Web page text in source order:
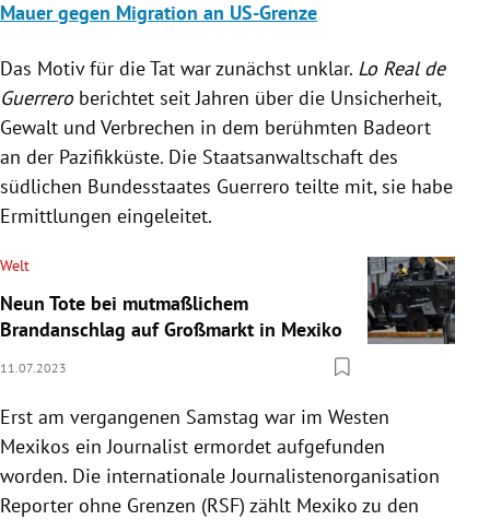
Mauer gegen Migration an US-Grenze
Das Motiv für die Tat war zunächst unklar. Lo Real de
Guerreroberichtet seit Jahren über die Unsicherheit,
Gewalt und Verbrechen in dem berühmten Badeort
an der Pazifikküste. Die Staatsanwaltschaft des
südlichen Bundesstaates Guerrero teilte mit, sie habe
Ermittlungen eingeleitet.
Welt
Neun Tote bei mutmaßlichem
Brandanschlag auf Großmarkt in Mexiko
11.07.2023
Erst am vergangenen Samstag war im Westen
Mexikos ein Journalist ermordet aufgefunden
worden. Die internationale Journalistenorganisation
Reporter ohne Grenzen (RSF) zählt Mexiko zu den